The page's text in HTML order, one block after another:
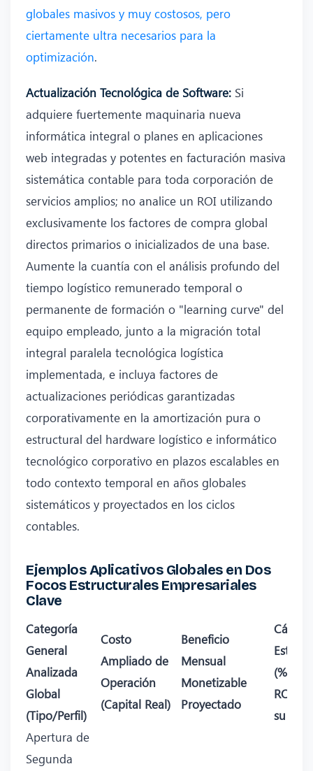
globales masivos y muy costosos, pero
ciertamente ultra necesarios para la
optimización.
Actualización Tecnológica de Software: Si
adquiere fuertemente maquinaria nueva
informática integral o planes en aplicaciones
web integradas y potentes en facturación masiva
sistemática contable para toda corporación de
servicios amplios; no analice un ROI utilizando
exclusivamente los factores de compra global
directos primarios o inicializados de una base.
Aumente la cuantía con el análisis profundo del
tiempo logístico remunerado temporal o
permanente de formación o "learning curve" del
equipo empleado, junto a la migración total
integral paralela tecnológica logística
implementada, e incluya factores de
actualizaciones periódicas garantizadas
corporativamente en la amortización pura o
estructural del hardware logístico e informático
tecnológico corporativo en plazos escalables en
todo contexto temporal en años globales
sistemáticos y proyectados en los ciclos
contables.
Ejemplos Aplicativos Globales en Dos
Focos Estructurales Empresariales
Clave
Categoría
General
Analizada
Global
(Tipo/Perfil)
Costo
Ampliado de
Operación
(Capital Real)
Beneficio
Mensual
Monetizable
Proyectado
Cálculo
(%
ROI
su
Apertura de
Segunda